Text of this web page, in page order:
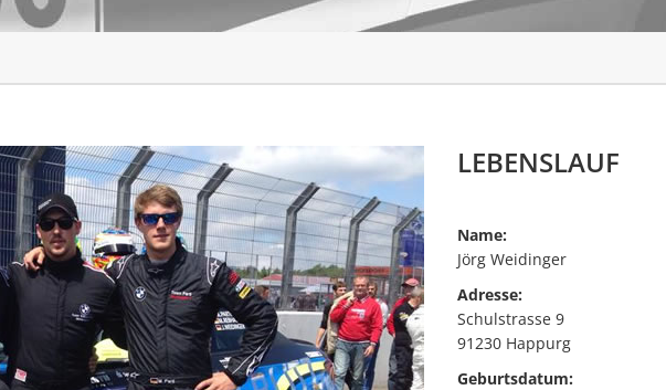
LEBENSLAUF
Name:
Jörg Weidinger
Adresse:
Schulstrasse 9
91230 Happurg
Geburtsdatum: